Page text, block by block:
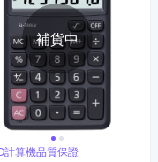
補貨中
計算機品質保證